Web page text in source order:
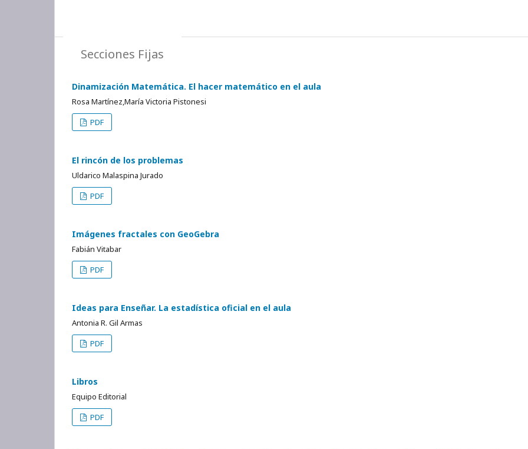
Secciones Fijas
Dinamización Matemática. El hacer matemático en el aula
Rosa Martínez,María Victoria Pistonesi
PDF
El rincón de los problemas
Uldarico Malaspina Jurado
PDF
Imágenes fractales con GeoGebra
Fabián Vitabar
PDF
Ideas para Enseñar. La estadística oficial en el aula
Antonia R. Gil Armas
PDF
Libros
Equipo Editorial
PDF